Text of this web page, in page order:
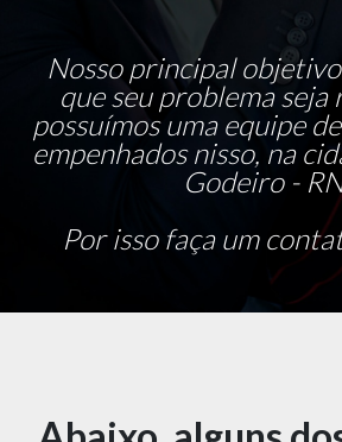
Nosso principal
que seu problema seja
possuímos uma equipe
empenhados nisso, na
Godeiro -
Por isso faça um